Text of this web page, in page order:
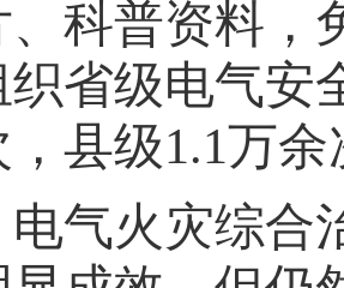
、科普资料，
织省级电气安
，县级1.1万余
电气火灾综合